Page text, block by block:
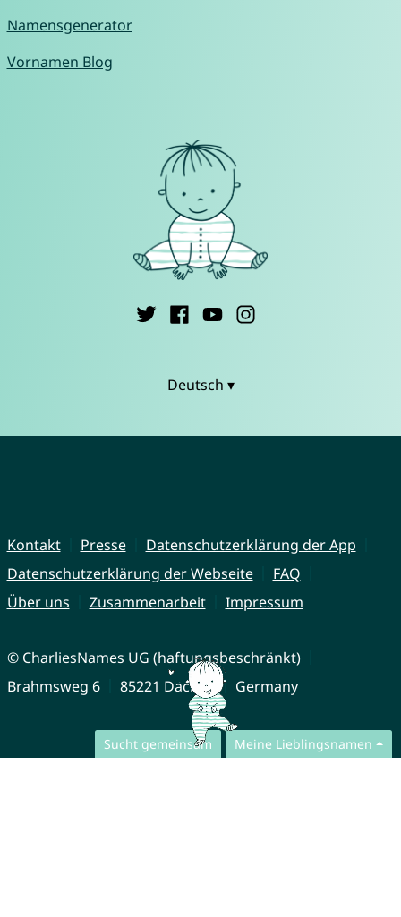
Sucht gemeinsam Meine Lieblingsnamen
Namensgenerator
Vornamen Blog
Deutsch ▾
Kontakt Presse
Datenschutzerklärung der App
Datenschutzerklärung der Webseite
FAQ
Über uns
Zusammenarbeit Impressum
© CharliesNames UG (haftungsbeschränkt)
Brahmsweg 6
85221 Dachau Germany